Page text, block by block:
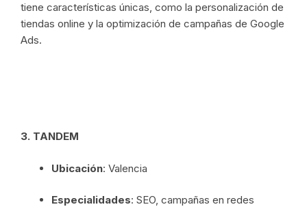
tiene características únicas, como la personalización de
tiendas online y la optimización de campañas de Google
Ads.
3. TANDEM
Ubicación: Valencia
Especialidades: SEO, campañas en redes